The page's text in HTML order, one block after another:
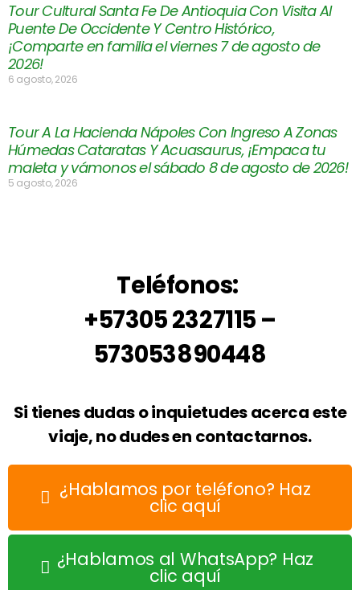
Tour Cultural Santa Fe De Antioquia Con Visita Al
Puente De Occidente Y Centro Histórico,
¡Comparte en familia el viernes 7 de agosto de
2026!
6 agosto, 2026
Tour A La Hacienda Nápoles Con Ingreso A Zonas
Húmedas Cataratas Y Acuasaurus, ¡Empaca tu
maleta y vámonos el sábado 8 de agosto de 2026!
5 agosto, 2026
Teléfonos:
+57305 2327115 –
573053890448
Si tienes dudas o inquietudes acerca este
viaje, no dudes en contactarnos.
¿Hablamos por teléfono? Haz
clic aquí
¿Hablamos al WhatsApp? Haz
clic aquí